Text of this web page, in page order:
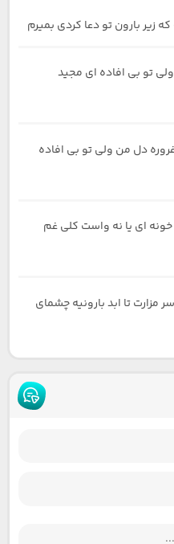
زیر بارون تو دعا کردی بمیرم
تو بی افاده ای مجید
دل من ولی تو بی افاده
خونه ای یا نه واست کلی غم
تا ابد بارونیه چشمای